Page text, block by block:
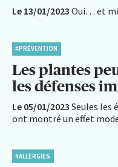
Le 13/01/2023 Oui… et
#PRÉVENTION
Les plantes
les défenses
Le 05/01/2023 Seules les
ont montré un effet
#ALLERGIES